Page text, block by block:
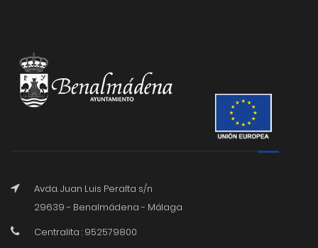
Avda. Juan Luis Peralta s/n
29639 - Benalmádena - Málaga
Centralita : 952579800